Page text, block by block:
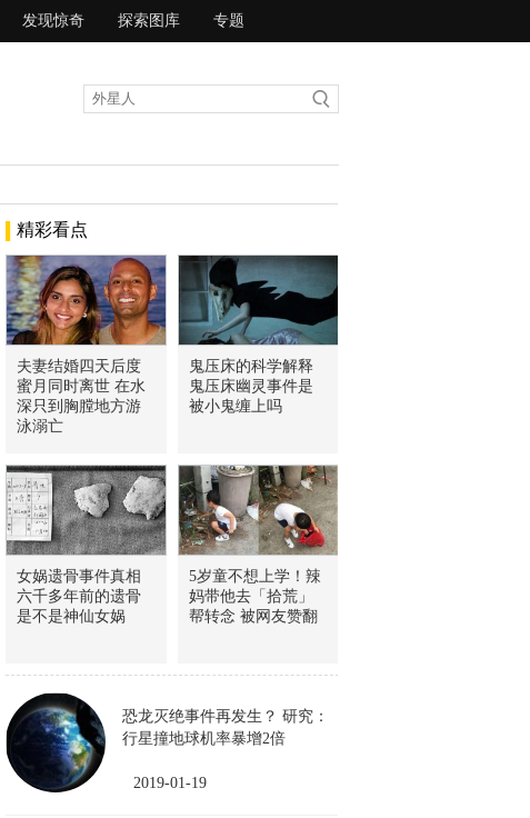
发现惊奇 探索图库 专题
精彩看点
夫妻结婚四天后度
蜜月同时离世 在水
深只到胸膛地方游
泳溺亡
鬼压床的科学解释
鬼压床幽灵事件是
被小鬼缠上吗
女娲遗骨事件真相
六千多年前的遗骨
是不是神仙女娲
5岁童不想上学！辣
妈带他去「拾荒」
帮转念 被网友赞翻
恐龙灭绝事件再发生？ 研究：
行星撞地球机率暴增2倍
2019-01-19